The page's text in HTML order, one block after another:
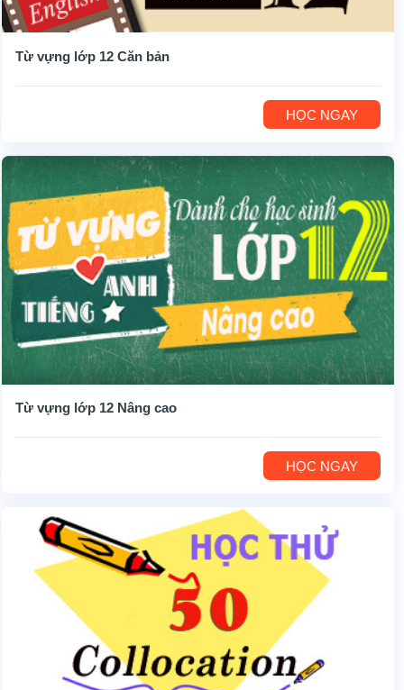
Từ vựng lớp 12 Căn bản
HỌC NGAY
Từ vựng lớp 12 Nâng cao
HỌC NGAY